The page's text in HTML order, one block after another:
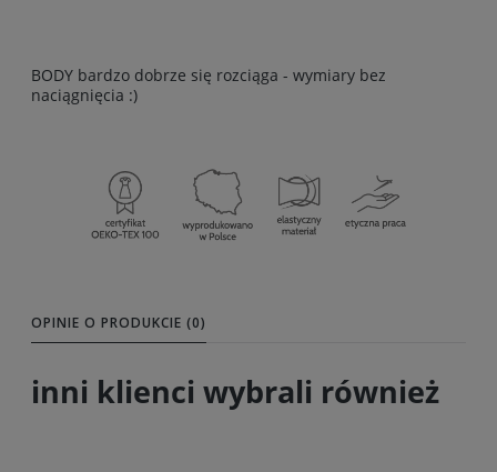
BODY bardzo dobrze się rozciąga - wymiary bez
naciągnięcia :)
OPINIE O PRODUKCIE (0)
inni klienci wybrali również